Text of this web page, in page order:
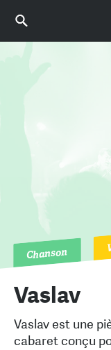
Chanson
Vaslav
Vaslav est une
cabaret conçu